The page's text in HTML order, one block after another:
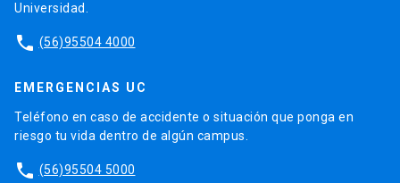
Universidad.
phone (56)95504 4000
EMERGENCIAS UC
Teléfono en caso de accidente o situación que ponga en
riesgo tu vida dentro de algún campus.
phone (56)95504 5000